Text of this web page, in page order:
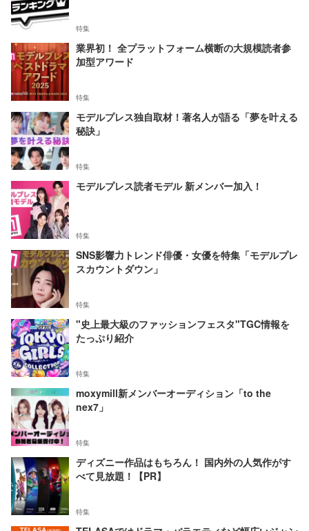
特集
業界初！ 全プラットフォーム横断の大規模読者参
加型アワード
特集
モデルプレス独自取材！著名人が語る「夢を叶える
秘訣」
特集
モデルプレス読者モデル 新メンバー加入！
特集
SNS影響力トレンド俳優・女優を特集「モデルプレ
スカウントダウン」
特集
"史上最大級のファッションフェスタ"TGC情報を
たっぷり紹介
特集
moxymill新メンバーオーディション「to the
nex7」
特集
ディズニー作品はもちろん！ 国内外の人気作がす
べて見放題！【PR】
特集